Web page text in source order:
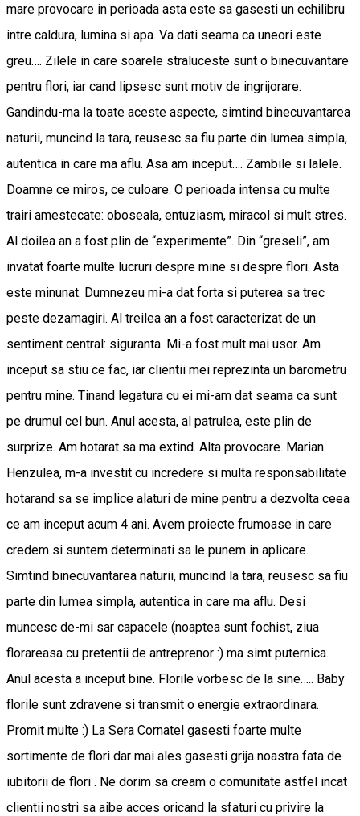
mare provocare in perioada asta este sa gasesti un echilibru
intre caldura, lumina si apa. Va dati seama ca uneori este
greu…. Zilele in care soarele straluceste sunt o binecuvantare
pentru flori, iar cand lipsesc sunt motiv de ingrijorare.
Gandindu-ma la toate aceste aspecte, simtind binecuvantarea
naturii, muncind la tara, reusesc sa fiu parte din lumea simpla,
autentica in care ma aflu. Asa am inceput…. Zambile si lalele.
Doamne ce miros, ce culoare. O perioada intensa cu multe
trairi amestecate: oboseala, entuziasm, miracol si mult stres.
Al doilea an a fost plin de “experimente”. Din “greseli”, am
invatat foarte multe lucruri despre mine si despre flori. Asta
este minunat. Dumnezeu mi-a dat forta si puterea sa trec
peste dezamagiri. Al treilea an a fost caracterizat de un
sentiment central: siguranta. Mi-a fost mult mai usor. Am
inceput sa stiu ce fac, iar clientii mei reprezinta un barometru
pentru mine. Tinand legatura cu ei mi-am dat seama ca sunt
pe drumul cel bun. Anul acesta, al patrulea, este plin de
surprize. Am hotarat sa ma extind. Alta provocare. Marian
Henzulea, m-a investit cu incredere si multa responsabilitate
hotarand sa se implice alaturi de mine pentru a dezvolta ceea
ce am inceput acum 4 ani. Avem proiecte frumoase in care
credem si suntem determinati sa le punem in aplicare.
Simtind binecuvantarea naturii, muncind la tara, reusesc sa fiu
parte din lumea simpla, autentica in care ma aflu. Desi
muncesc de-mi sar capacele (noaptea sunt fochist, ziua
florareasa cu pretentii de antreprenor :) ma simt puternica.
Anul acesta a inceput bine. Florile vorbesc de la sine….. Baby
florile sunt zdravene si transmit o energie extraordinara.
Promit multe :) La Sera Cornatel gasesti foarte multe
sortimente de flori dar mai ales gasesti grija noastra fata de
iubitorii de flori . Ne dorim sa cream o comunitate astfel incat
clientii nostri sa aibe acces oricand la sfaturi cu privire la